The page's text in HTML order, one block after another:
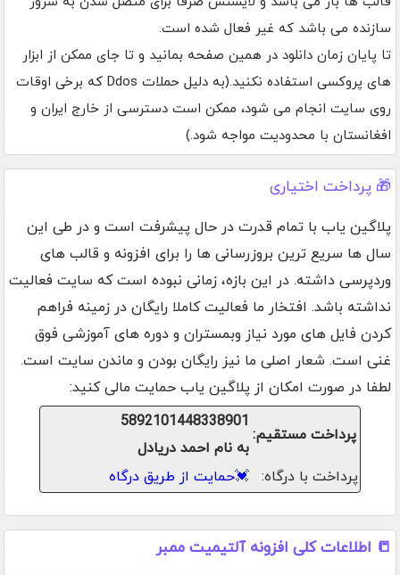
سازنده می باشد که غیر فعال شده است.
تا پایان زمان دانلود در همین صفحه بمانید و تا جای ممکن از ابزار
های پروکسی استفاده نکنید.(به دلیل حملات Ddos که برخی اوقات
روی سایت انجام می شود، ممکن است دسترسی از خارج ایران و
افغانستان با محدودیت مواجه شود.)
🎁 پرداخت اختیاری
پلاگین یاب با تمام قدرت در حال پیشرفت است و در طی این
سال ها سریع ترین بروزرسانی ها را برای افزونه و قالب های
وردپرسی داشته. در این بازه، زمانی نبوده است که سایت فعالیت
نداشته باشد. افتخار ما فعالیت کاملا رایگان در زمینه فراهم
کردن فایل های مورد نیاز وبمستران و دوره های آموزشی فوق
غنی است. شعار اصلی ما نیز رایگان بودن و ماندن سایت است.
لطفا در صورت امکان از پلاگین یاب حمایت مالی کنید:
پرداخت مستقیم:
5892101448338901
به نام احمد دریادل
پرداخت با درگاه:
💓حمایت از طریق درگاه
📒 اطلاعات کلی افزونه آلتیمیت ممبر